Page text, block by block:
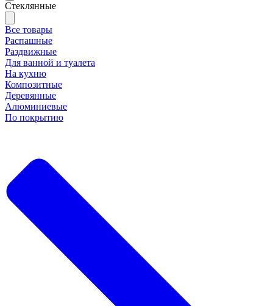
Стеклянные
Все товары
Распашные
Раздвижные
Для ванной и туалета
На кухню
Композитные
Деревянные
Алюминиевые
По покрытию